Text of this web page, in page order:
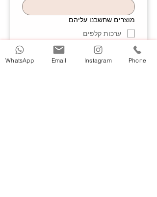
מוצרים שחשבנו עליהם
ערכות קלפים
ספרים
WhatsApp Email Instagram Phone